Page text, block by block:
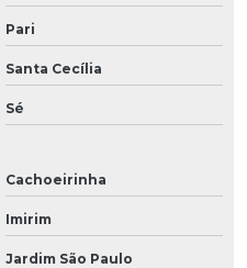
Pari
Santa Cecília
Sé
Cachoeirinha
Imirim
Jardim São Paulo